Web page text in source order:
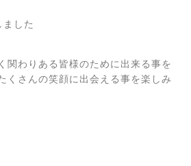
した
関わりある皆様のために出来る事を
さんの笑顔に出会える事を楽しみ